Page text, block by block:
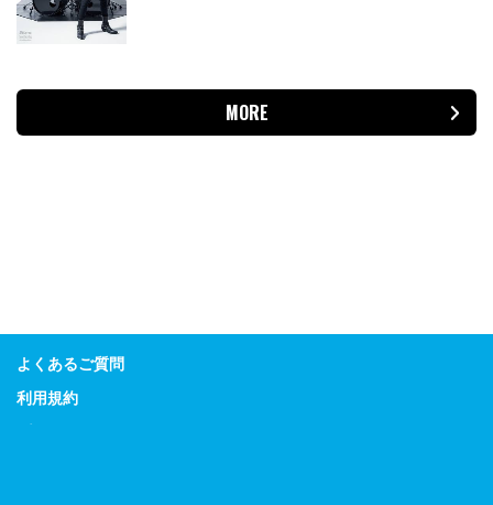
MORE
よくあるご質問
利用規約
プライバシーポリシー